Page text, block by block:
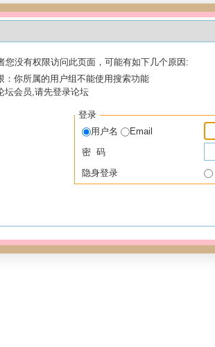
您没有权限访问此页面，可能有如下几个原因:
：你所属的用户组不能使用搜索功能
坛会员,请先登录论坛
登录
用户名
Email
密 码
隐身登录